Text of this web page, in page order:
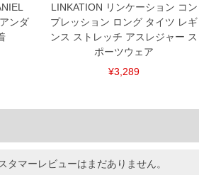
ンダ
LINKATION リンケーション コン
プレッション ロング タイツ レギ
ンス ストレッチ アスレジャー ス
ポーツウェア
¥3,289
タマーレビューはまだありません。